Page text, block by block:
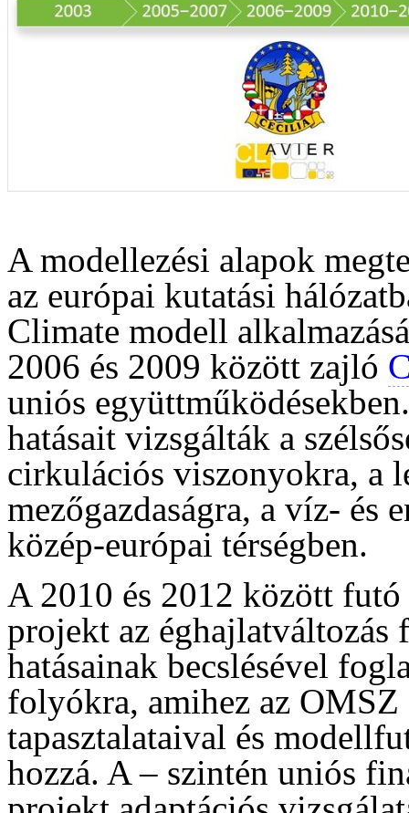
A modellezési alapok
az európai kutatási
Climate modell
2006 és 2009 között zajló
uniós
hatásait vizsgálták a
cirkulációs viszonyokra, a
mezőgazdaságra, a víz- és
közép-európai térségben.
A 2010 és 2012 között futó
projekt az éghajlatváltozás
hatásainak becslésével
folyókra, amihez az
tapasztalataival és
hozzá. A – szintén uniós